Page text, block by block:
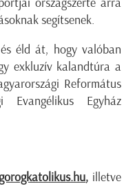
segítsenek.
éld át, hogy valóban
exkluzív kalandtúra a
Református
Egyház
, illetve